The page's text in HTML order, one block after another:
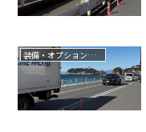
装備・オプション・用途